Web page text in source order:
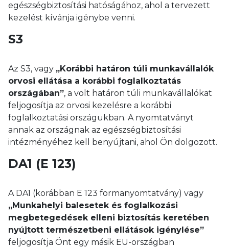
egészségbiztosítási hatóságához, ahol a tervezett
kezelést kívánja igénybe venni.
S3
Az S3, vagy „Korábbi határon túli munkavállalók
orvosi ellátása a korábbi foglalkoztatás
országában”, a volt határon túli munkavállalókat
feljogosítja az orvosi kezelésre a korábbi
foglalkoztatási országukban. A nyomtatványt
annak az országnak az egészségbiztosítási
intézményéhez kell benyújtani, ahol Ön dolgozott.
DA1 (E 123)
A DA1 (korábban E 123 formanyomtatvány) vagy
„Munkahelyi balesetek és foglalkozási
megbetegedések elleni biztosítás keretében
nyújtott természetbeni ellátások igénylése”
feljogosítja Önt egy másik EU-országban